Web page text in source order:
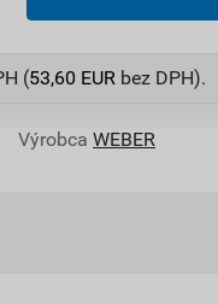
(53,60 EUR bez DPH).
Výrobca WEBER